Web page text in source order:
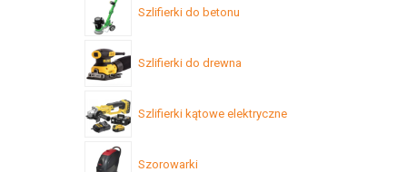
Szlifierki do betonu
Szlifierki do drewna
Szlifierki kątowe elektryczne
Szorowarki